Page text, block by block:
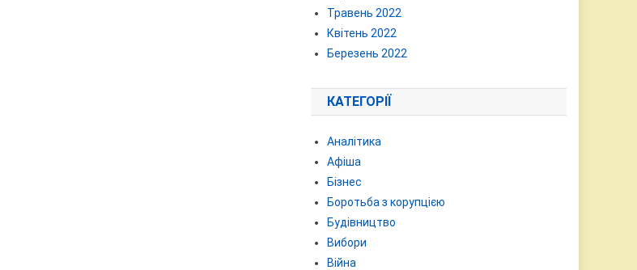
Травень 2022
Квітень 2022
Березень 2022
КАТЕГОРІЇ
Аналітика
Афіша
Бізнес
Боротьба з корупцією
Будівництво
Вибори
Війна